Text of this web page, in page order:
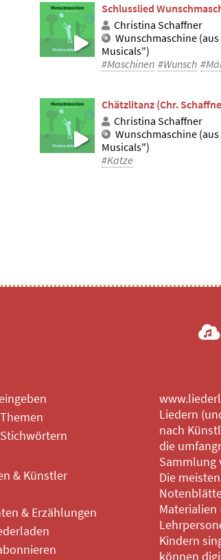
Schlusslied
Christina Schaffner
Wunschmaschine
Musicals")
#Maschinen #Wunsch
Chätzlitanz (Chr.
Christina Schaffner
Wunschmaschine
Musicals")
#Katze
& Künstler
& Erzählungen
Liedern
nach
die
Sammlung
Die
Materialien
Kindern
können